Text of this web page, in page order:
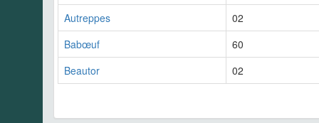
Autreppes
02
Babœuf
60
Beautor
02